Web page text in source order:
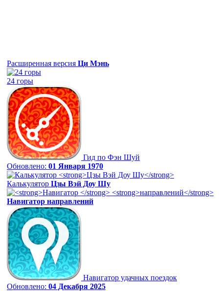
Расширенная версия Ци Мэнь
24 горы
Гид по Фэн Шуй
Обновлено: 01 Января 1970
Калькулятор Цзы Вэй Доу Шу
Навигатор направлений
Навигатор удачных поездок
Обновлено: 04 Декабря 2025